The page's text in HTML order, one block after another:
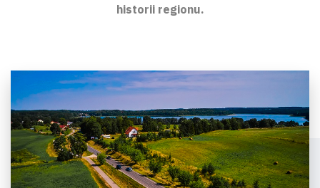
historii regionu.